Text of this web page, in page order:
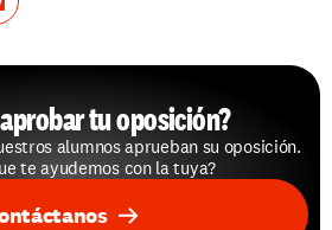
tu oposición?
alumnos aprueban su oposición.
te ayudemos con la tuya?